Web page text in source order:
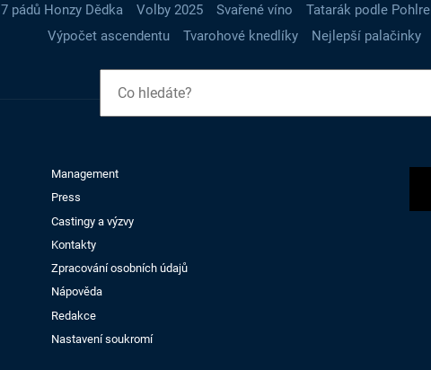
7 pádů Honzy Dědka Volby 2025 Svařené víno Tatarák podle
Výpočet ascendentu
Tvarohové knedlíky Nejlepší palačinky
Management
Press
Castingy a výzvy
Kontakty
Zpracování osobních údajů
Nápověda
Redakce
Nastavení soukromí